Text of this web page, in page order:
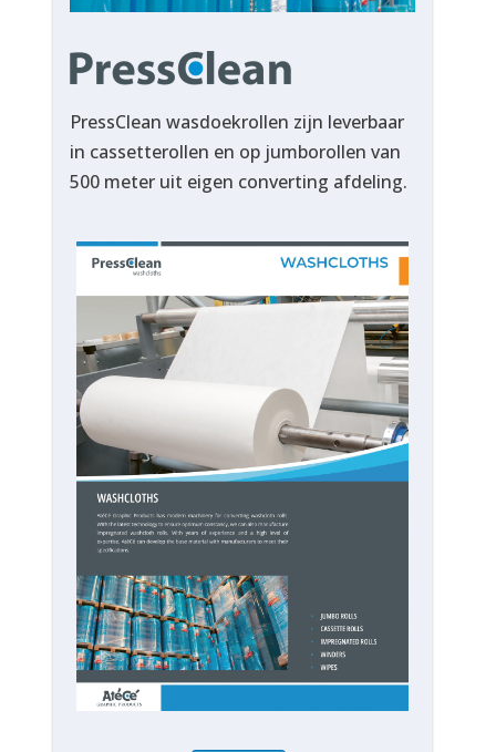
PressClean wasdoekrollen zijn leverbaar
in cassetterollen en op jumborollen van
500 meter uit eigen converting afdeling.